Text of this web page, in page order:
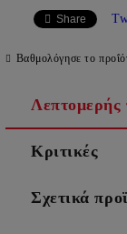
Share
Βαθμολόγησε το
Λεπτομερής
Κριτικές
Σχετικά